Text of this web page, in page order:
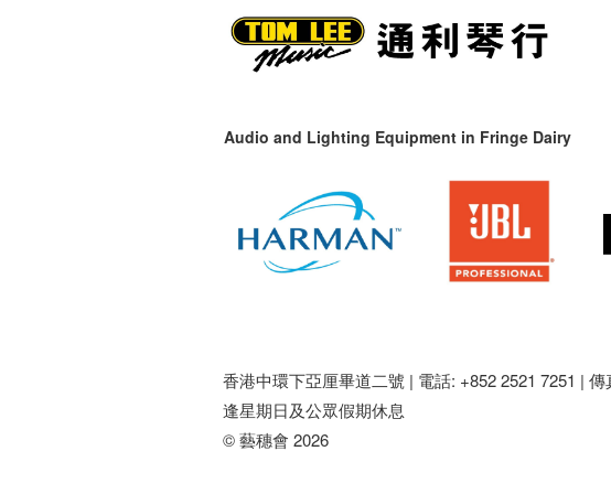
Audio and Lighting Equipment in Fringe Dairy
香港中環下亞厘畢道二號 | 電話: +852 2521 7251 |
逢星期日及公眾假期休息
© 藝穗會 2026